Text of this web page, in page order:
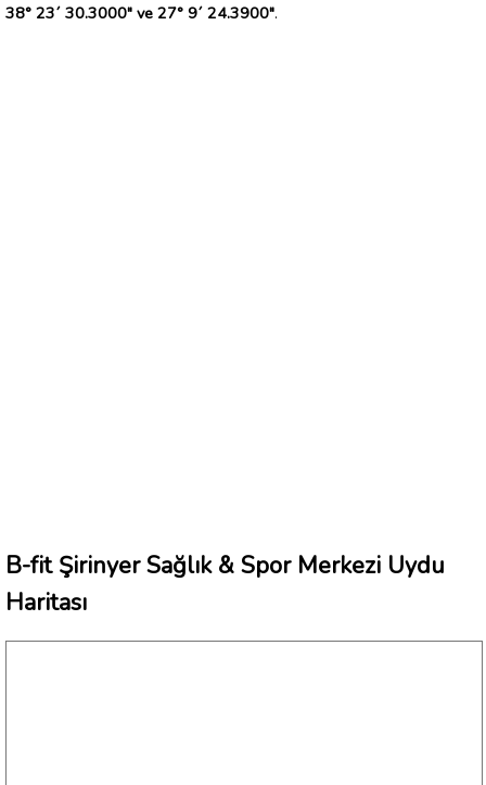
38° 23´ 30.3000" ve 27° 9´ 24.3900".
B-fit Şirinyer Sağlık & Spor Merkezi Uydu
Haritası